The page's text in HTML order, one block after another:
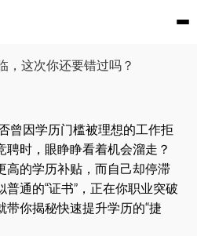
，这次你还要错过吗？
曾因学历门槛被理想的工作拒
聘时，眼睁睁看着机会溜走？
高的学历补贴，而自己却停滞
通的“证书”，正在你职业突破
带你揭秘快速提升学历的“捷